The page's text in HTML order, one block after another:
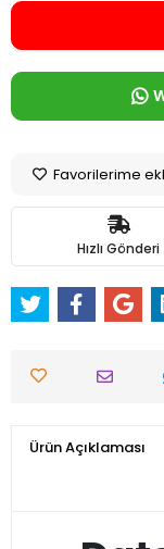
Favorilerime
Hızlı Gönderi
Ürün Açıklaması